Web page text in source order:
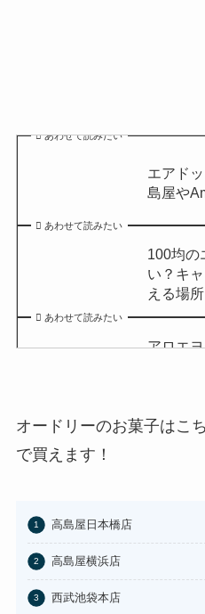
あわせて読みたい
エアド
島屋や
あわせて読みたい
100均の
い？キ
える場所
あわせて読みたい
アロエ
オードリーのお菓子はこ
で買えます！
高島屋日本橋店
高島屋横浜店
西武池袋本店